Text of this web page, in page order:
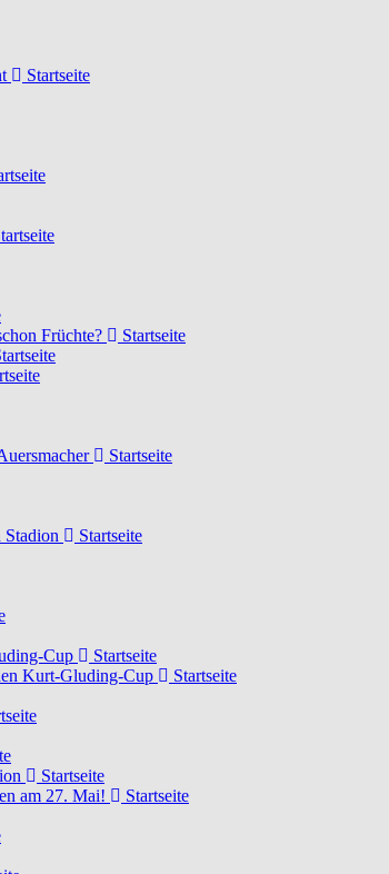
Startseite
Früchte?
Startseite
Startseite
Startseite
Cup
Startseite
Kurt-Gluding-Cup
Startseite
Startseite
am 27. Mai!
Startseite